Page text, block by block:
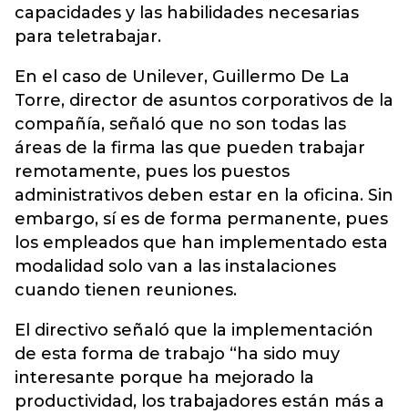
capacidades y las habilidades necesarias
para teletrabajar.
En el caso de Unilever, Guillermo De La
Torre, director de asuntos corporativos de la
compañía, señaló que no son todas las
áreas de la firma las que pueden trabajar
remotamente, pues los puestos
administrativos deben estar en la oficina. Sin
embargo, sí es de forma permanente, pues
los empleados que han implementado esta
modalidad solo van a las instalaciones
cuando tienen reuniones.
El directivo señaló que la implementación
de esta forma de trabajo “ha sido muy
interesante porque ha mejorado la
productividad, los trabajadores están más a